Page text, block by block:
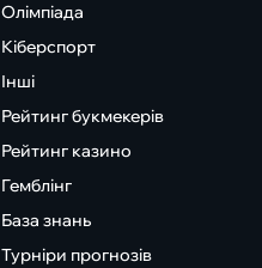
Олімпіада
Кіберспорт
Інші
Рейтинг букмекерів
Рейтинг казино
Гемблінг
База знань
Турніри прогнозів